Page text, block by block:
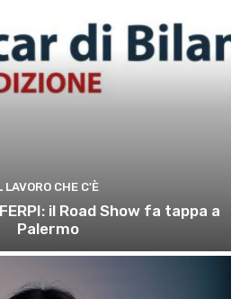
LAVORO CHE C'È
il Road Show fa tappa a
Palermo